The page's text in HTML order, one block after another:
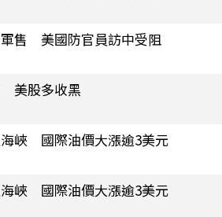
售 美國防官員訪中受阻
美股多收黑
峽 國際油價大漲逾3美元
峽 國際油價大漲逾3美元